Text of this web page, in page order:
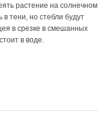
растение на солнечном
тени, но стебли будут
в срезке в смешанных
в воде.